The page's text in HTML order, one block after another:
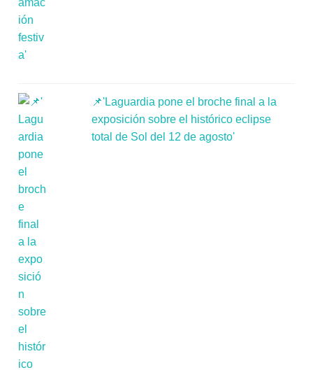
📌'Laguardia pone el broche final a la
exposición sobre el histórico eclipse
total de Sol del 12 de agosto'